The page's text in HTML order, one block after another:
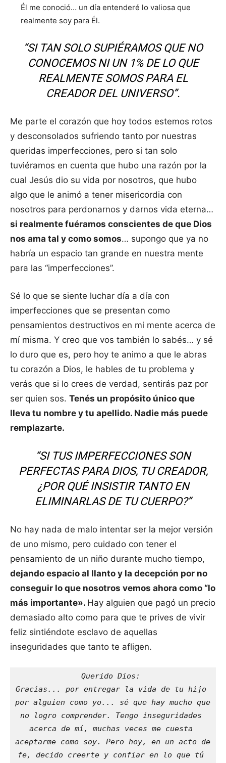
Él me conoció… un día entenderé lo valiosa que
realmente soy para Él.
“SI TAN SOLO SUPIÉRAMOS QUE NO
CONOCEMOS NI UN 1% DE LO QUE
REALMENTE SOMOS PARA EL
CREADOR DEL UNIVERSO”.
Me parte el corazón que hoy todos estemos rotos
y desconsolados sufriendo tanto por nuestras
queridas imperfecciones, pero si tan solo
tuviéramos en cuenta que hubo una razón por la
cual Jesús dio su vida por nosotros, que hubo
algo que le animó a tener misericordia con
nosotros para perdonarnos y darnos vida eterna…
si realmente fuéramos conscientes de que Dios
nos ama tal y como somos… supongo que ya no
habría un espacio tan grande en nuestra mente
para las “imperfecciones”.
Sé lo que se siente luchar día a día con
imperfecciones que se presentan como
pensamientos destructivos en mi mente acerca de
mí misma. Y creo que vos también lo sabés… y sé
lo duro que es, pero hoy te animo a que le abras
tu corazón a Dios, le hables de tu problema y
verás que si lo crees de verdad, sentirás paz por
ser quien sos. Tenés un propósito único que
lleva tu nombre y tu apellido. Nadie más puede
remplazarte.
“SI TUS IMPERFECCIONES SON
PERFECTAS PARA DIOS, TU CREADOR,
¿POR QUÉ INSISTIR TANTO EN
ELIMINARLAS DE TU CUERPO?”
No hay nada de malo intentar ser la mejor versión
de uno mismo, pero cuidado con tener el
pensamiento de un niño durante mucho tiempo,
dejando espacio al llanto y la decepción por no
conseguir lo que nosotros vemos ahora como “lo
más importante». Hay alguien que pagó un precio
demasiado alto como para que te prives de vivir
feliz sintiéndote esclavo de aquellas
inseguridades que tanto te afligen.
Querido Dios:
Gracias... por entregar la vida de tu hijo
por alguien como yo... sé que hay mucho que
no logro comprender. Tengo inseguridades
acerca de mí, muchas veces me cuesta
aceptarme como soy. Pero hoy, en un acto de
fe, decido creerte y confiar en lo que tú